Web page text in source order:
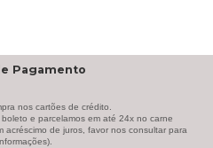
Pagamento
nos cartões de crédito.
e parcelamos em até 24x no carne
acréscimo de juros, favor nos consultar para